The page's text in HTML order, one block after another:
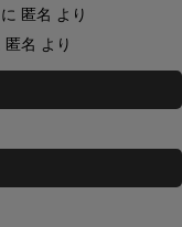
に 匿名 より
匿名 より